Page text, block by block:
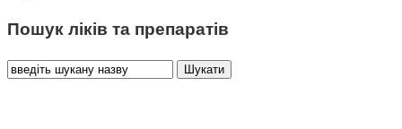
Пошук ліків та препаратів